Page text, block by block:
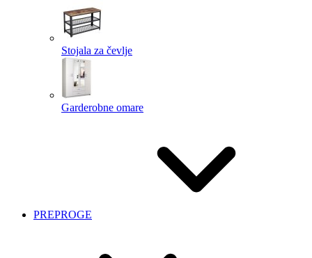
Stojala za čevlje
Garderobne omare
PREPROGE